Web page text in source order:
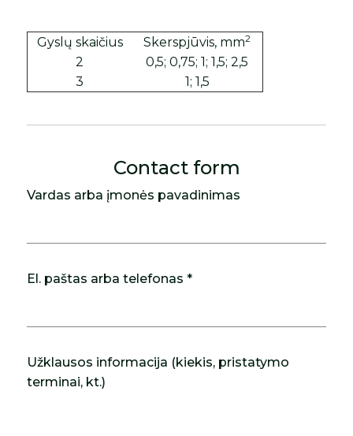
Gyslų skaičius Skerspjūvis, mm2
2
0,5; 0,75; 1; 1,5; 2,5
3
1; 1,5
Contact form
Vardas arba įmonės pavadinimas
El. paštas arba telefonas *
Užklausos informacija (kiekis, pristatymo
terminai, kt.)